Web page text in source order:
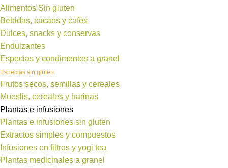
Alimentos Sin gluten
Bebidas, cacaos y cafés
Dulces, snacks y conservas
Endulzantes
Especias y condimentos a granel
Especias sin gluten
Frutos secos, semillas y cereales
Mueslis, cereales y harinas
Plantas e infusiones
Plantas e infusiones sin gluten
Extractos simples y compuestos
Infusiones en filtros y yogi tea
Plantas medicinales a granel